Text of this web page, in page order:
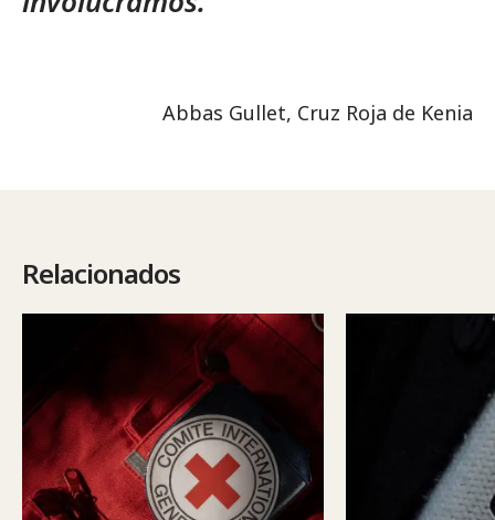
Abbas Gullet, Cruz Roja de Kenia
Relacionados